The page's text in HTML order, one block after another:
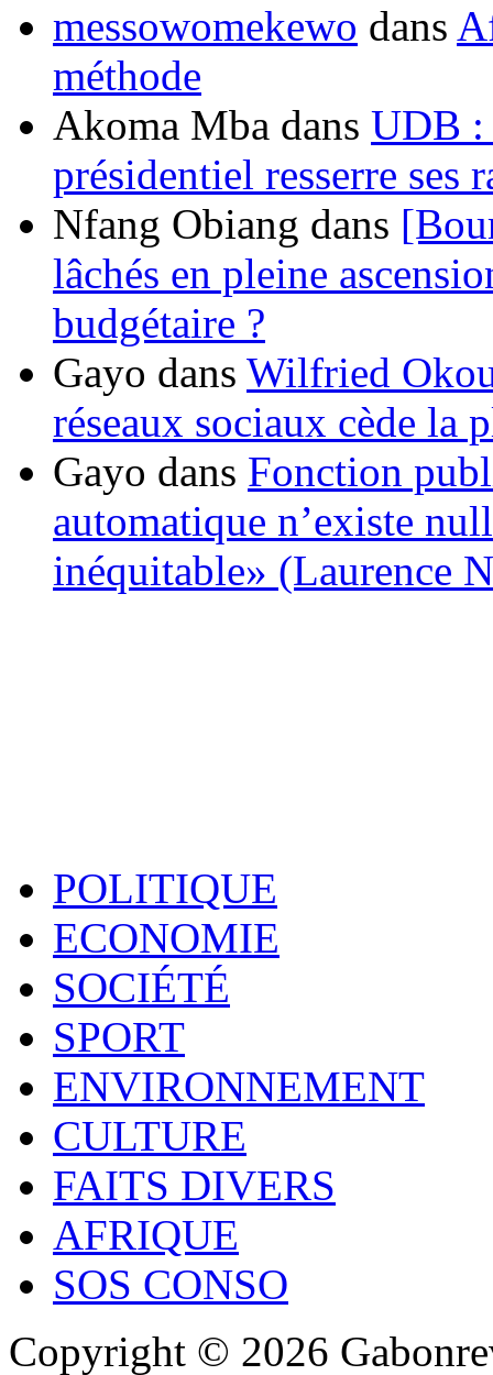
messowomekewo dans
méthode
Akoma Mba dans UDB :
présidentiel resserre ses
Nfang Obiang dans
lâchés en pleine
budgétaire ?
Gayo dans Wilfried
réseaux sociaux cède la
Gayo dans Fonction
automatique n’existe
inéquitable» (Laurence
POLITIQUE
ECONOMIE
SOCIÉTÉ
SPORT
ENVIRONNEMENT
CULTURE
FAITS DIVERS
AFRIQUE
SOS CONSO
Copyright © 2026